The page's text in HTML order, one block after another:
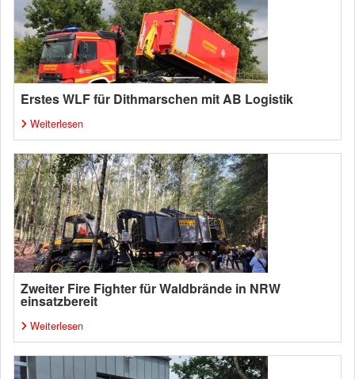
Erstes WLF für Dithmarschen mit AB Logistik
Weiterlesen
Zweiter Fire Fighter für Waldbrände in NRW
einsatzbereit
Weiterlesen